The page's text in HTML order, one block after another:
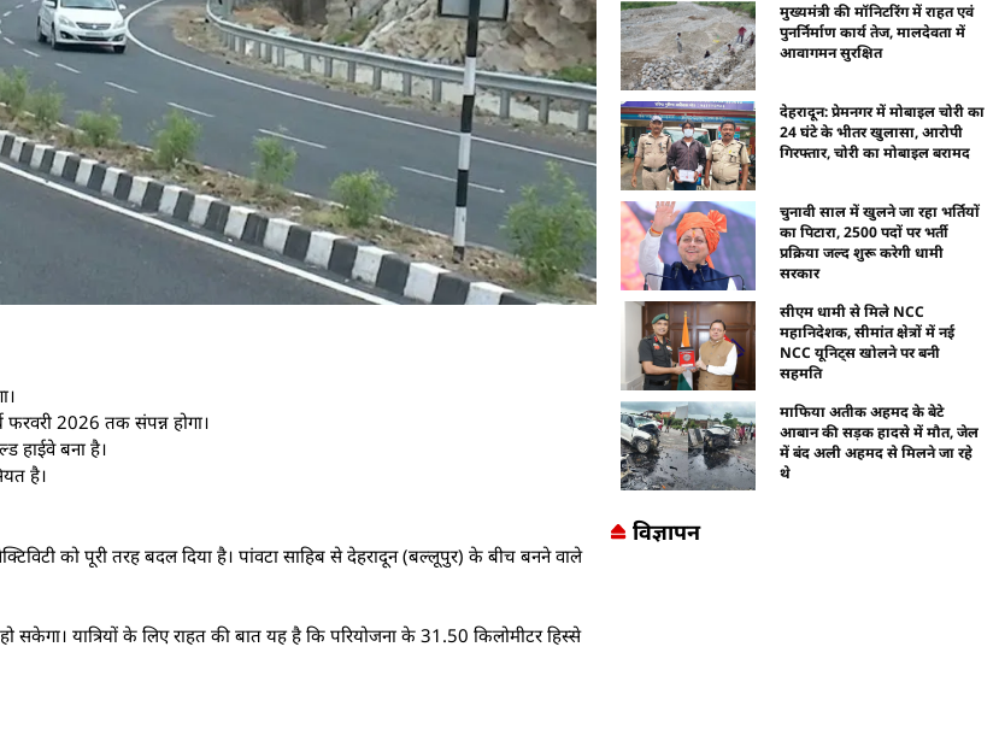
फरवरी 2026 तक संपन्न होगा।
हाईवे बना है।
है।
को पूरी तरह बदल दिया है। पांवटा साहिब से देहरादून (बल्लूपुर) के बीच बनने वाले
यात्रियों के लिए राहत की बात यह है कि परियोजना के 31.50 किलोमीटर हिस्से
मुख्यमंत्री की मॉनिटरिंग में राहत एवं
पुनर्निर्माण कार्य तेज, मालदेवता में
आवागमन सुरक्षित
देहरादून: प्रेमनगर में मोबाइल चोरी का
24 घंटे के भीतर खुलासा, आरोपी
गिरफ्तार, चोरी का मोबाइल बरामद
चुनावी साल में खुलने जा रहा भर्तियों
का पिटारा, 2500 पदों पर भर्ती
प्रक्रिया जल्द शुरू करेगी धामी
सरकार
सीएम धामी से मिले NCC
महानिदेशक, सीमांत क्षेत्रों में नई
NCC यूनिट्स खोलने पर बनी
सहमति
माफिया अतीक अहमद के बेटे
आबान की सड़क हादसे में मौत, जेल
में बंद अली अहमद से मिलने जा रहे
थे
विज्ञापन